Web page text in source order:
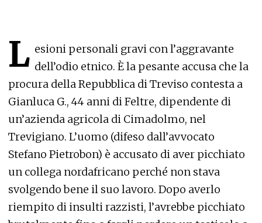
L esioni personali gravi con l’aggravante
dell’odio etnico. È la pesante accusa che la
procura della Repubblica di Treviso contesta a
Gianluca G., 44 anni di Feltre, dipendente di
un’azienda agricola di Cimadolmo, nel
Trevigiano. L’uomo (difeso dall’avvocato
Stefano Pietrobon) è accusato di aver picchiato
un collega nordafricano perché non stava
svolgendo bene il suo lavoro. Dopo averlo
riempito di insulti razzisti, l’avrebbe picchiato